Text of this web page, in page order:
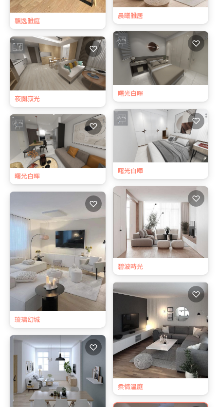
飄逸雅庭
晨曦雅居
夜闌寂光
♡
曙光白暉
♡
曙光白暉
♡
曙光白暉
♡
琉璃幻城
♡
碧波時光
♡
♡
柔情溫庭
♡